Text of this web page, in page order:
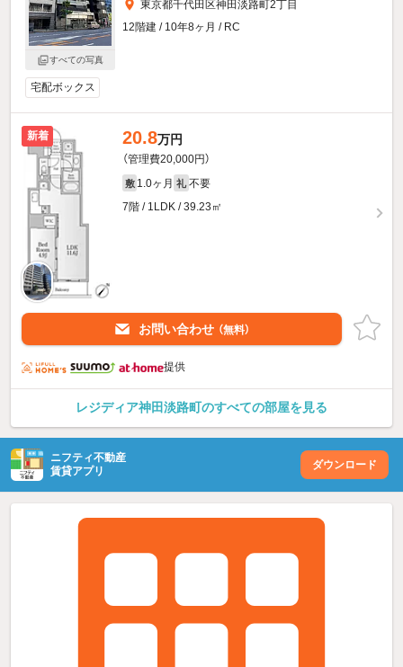
すべての写真
東京都千代田区神田淡路町2丁目
12階建 / 10年8ヶ月 / RC
宅配ボックス
新着 20.8万円
（管理費20,000円）
敷 1.0ヶ月 礼 不要
7階 / 1LDK / 39.23㎡
お問い合わせ （無料）
提供
レジディア神田淡路町のすべての部屋を見る
ニフティ不動産
賃貸アプリ
ダウンロード